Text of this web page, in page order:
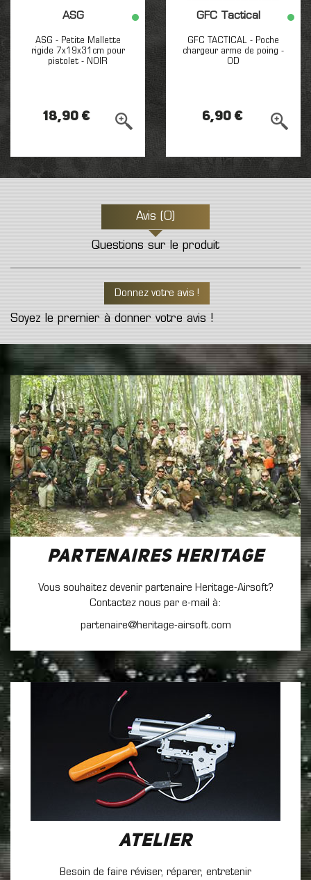
ASG
ASG - Petite Mallette
rigide 7x19x31cm pour
pistolet - NOIR
18,90 €
GFC Tactical
GFC TACTICAL - Poche
chargeur arme de poing -
OD
6,90 €
Avis (0)
Questions sur le produit
Donnez votre avis !
Soyez le premier à donner votre avis !
Partenaires Heritage
Vous souhaitez devenir partenaire Heritage-Airsoft?
Contactez nous par e-mail à:
partenaire@heritage-airsoft.com
Atelier
Besoin de faire réviser, réparer, entretenir